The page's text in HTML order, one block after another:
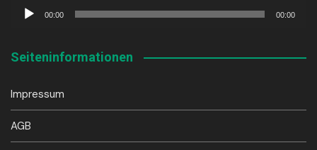
Audio-
00:00 00:00
Seiteninformationen
Impressum
AGB